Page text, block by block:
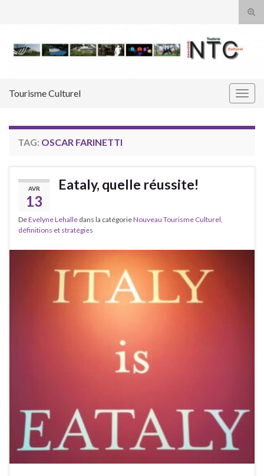
Tourisme Culturel
TAG: OSCAR FARINETTI
AVR
13
Eataly, quelle réussite!
DeEvelyne Lehalle dans la catégorieNouveau Tourisme Culturel,
définitions et stratégies